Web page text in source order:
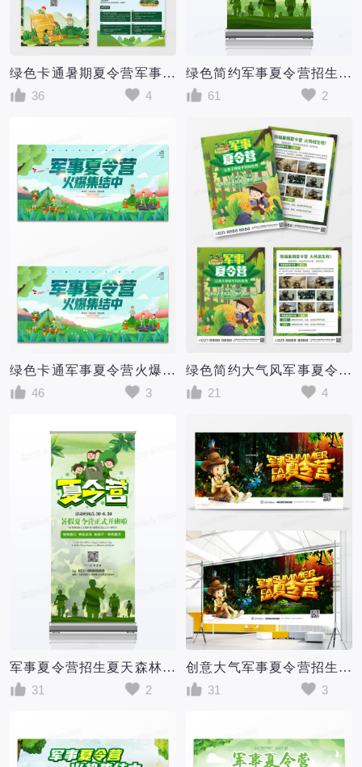
绿色卡通暑期夏令营军事训练营宣传招生单页
36
4
绿色简约军事夏令营招生宣传展架
61
2
绿色卡通军事夏令营火爆集结暑期夏令营暑期夏令营招生展板暑假暑期夏令营
46
3
绿色简约大气风军事夏令营夏令营招生宣传单
21
4
军事夏令营招生夏天森林宣传易拉宝X展架
31
2
创意大气军事夏令营招生展板设计
31
3